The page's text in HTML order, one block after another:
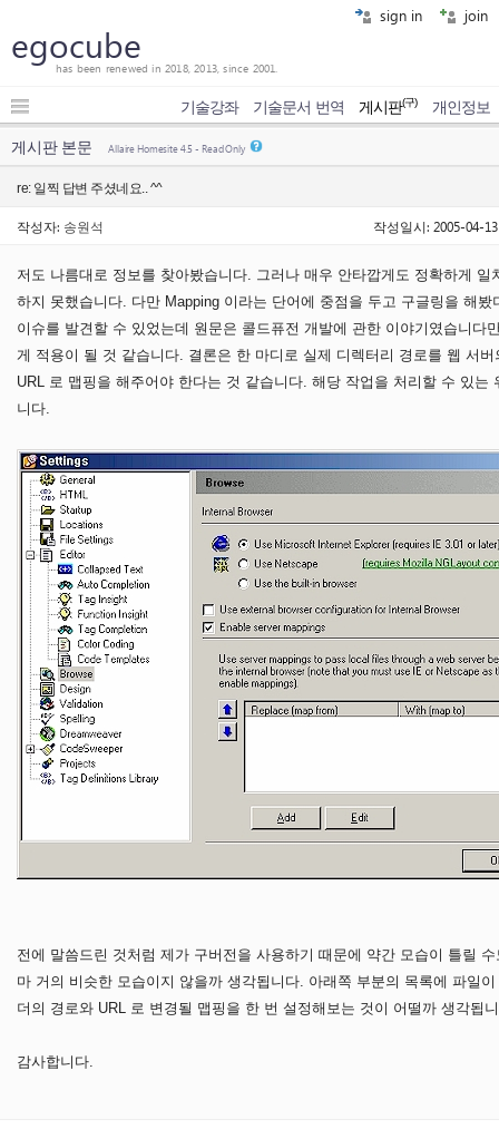
sign in join
egocube
has been renewed in 2018, 2013, since 2001.
기술강좌 기술문서 번역 게시판(구) 개인정보
게시판 본문 Allaire Homesite 4.5 - Read Only
re: 일찍 답변 주셨네요.. ^^
작성자: 송원석 작성일시: 2005-04-
저도 나름대로 정보를 찾아봤습니다. 그러나 매우 안타깝게도 정확하게 일
하지 못했습니다. 다만 Mapping 이라는 단어에 중점을 두고 구글링을 해봤
이슈를 발견할 수 있었는데 원문은 콜드퓨전 개발에 관한 이야기였습니다
게 적용이 될 것 같습니다. 결론은 한 마디로 실제 디렉터리 경로를 웹 서
URL 로 맵핑을 해주어야 한다는 것 같습니다. 해당 작업을 처리할 수 있는
니다.
전에 말씀드린 것처럼 제가 구버전을 사용하기 때문에 약간 모습이 틀릴
마 거의 비슷한 모습이지 않을까 생각됩니다. 아래쪽 부분의 목록에 파일
더의 경로와 URL 로 변경될 맵핑을 한 번 설정해보는 것이 어떨까 생각됩
감사합니다.